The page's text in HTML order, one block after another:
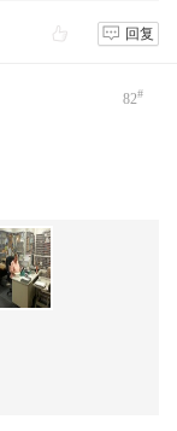
回复
82#